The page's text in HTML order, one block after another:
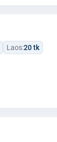
Laos:20 tk